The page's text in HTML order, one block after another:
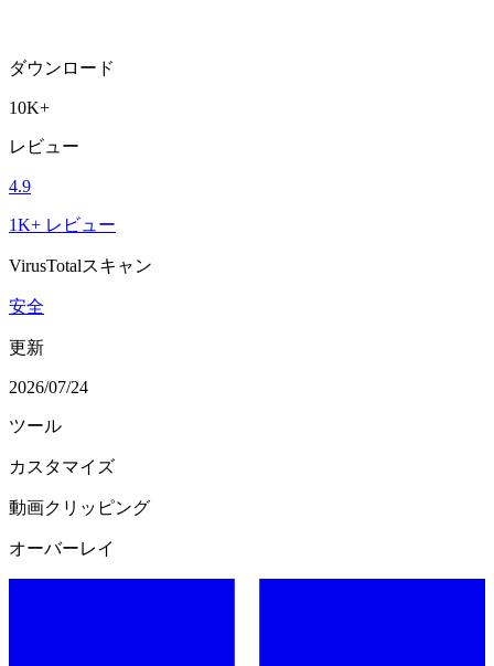
ダウンロード
10K+
レビュー
4.9
1K+ レビュー
VirusTotalスキャン
安全
更新
2026/07/24
ツール
カスタマイズ
動画クリッピング
オーバーレイ